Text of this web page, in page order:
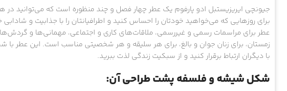
جیونچی ایریزیستبل ادو پارفوم یک عطر چهار فصل و چند منظوره است که می‌توانید در
برای روزهایی که می‌خواهید خودتان را احساس کنید و اطرافیانتان را با جذابیت و
عطر برای مراسمات رسمی و غیررسمی، ملاقات‌های کاری و اجتماعی، مهمانی‌ها و
زمستان، برای زنان جوان و بالغ، برای هر سلیقه و هر شخصیتی مناسب است. این عطر
با دیگران ارتباط برقرار کنید و از سبکیت زندگی لذت ببرید.
شکل شیشه و فلسفه پشت طراحی آن: